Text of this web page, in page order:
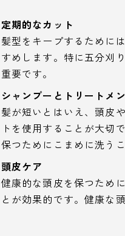
定期的なカット
髪型をキープするために
すめします。特に五分刈
重要です。
シャンプーとトリートメ
髪が短いとはいえ、頭皮
トを使用することが大切
保つためにこまめに洗う
頭皮ケア
健康的な頭皮を保つため
とが効果的です。健康な